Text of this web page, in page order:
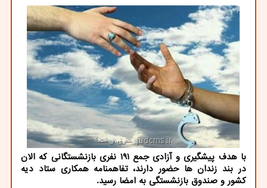
با هدف پیشگیری و آزادی جمع ۱۹۱ نفری بازنشستگانی که الان
در بند زندان ها حضور دارند، تفاهمنامه همکاری ستاد دیه
کشور و صندوق بازنشستگی به امضا رسید.